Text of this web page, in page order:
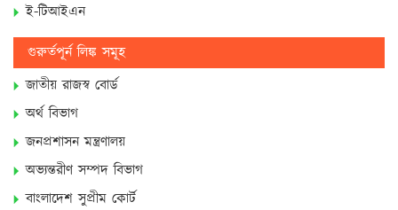
ই-টিআইএন
গুরুর্তপূর্ন লিঙ্ক সমূহ
জাতীয় রাজস্ব বোর্ড
অর্থ বিভাগ
জনপ্রশাসন মন্ত্রণালয়
অভ্যন্তরীণ সম্পদ বিভাগ
বাংলাদেশ সুপ্রীম কোর্ট